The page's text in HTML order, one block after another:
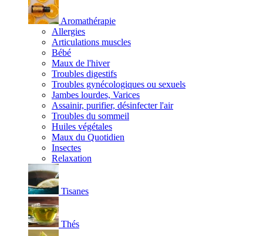
Aromathérapie
Allergies
Articulations muscles
Bébé
Maux de l'hiver
Troubles digestifs
Troubles gynécologiques ou sexuels
Jambes lourdes, Varices
Assainir, purifier, désinfecter l'air
Troubles du sommeil
Huiles végétales
Maux du Quotidien
Insectes
Relaxation
Tisanes
Thés